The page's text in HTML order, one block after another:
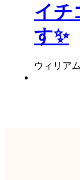
イチ
す✨
ウィリア